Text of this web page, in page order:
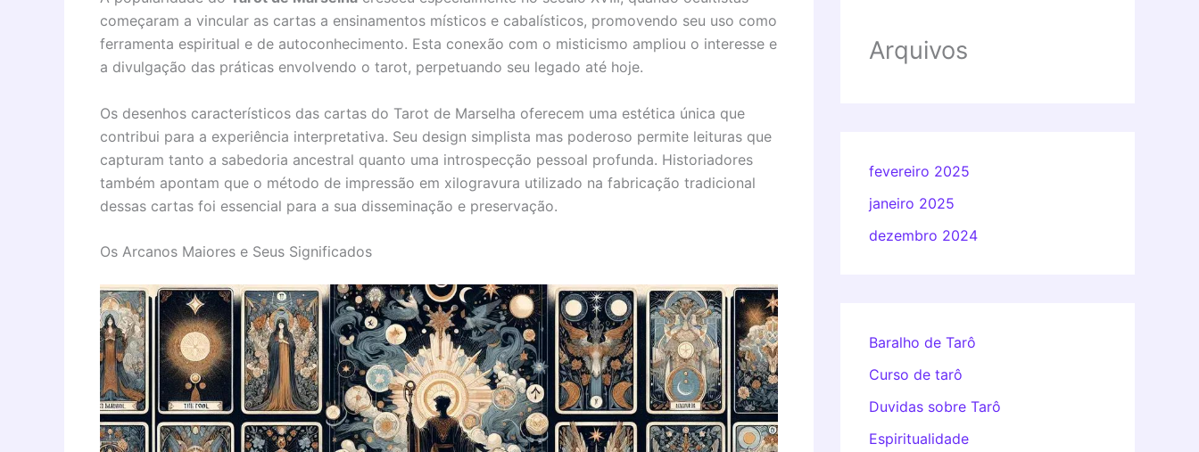
começaram a vincular as cartas a ensinamentos místicos e cabalísticos, promovendo seu uso como
ferramenta espiritual e de autoconhecimento. Esta conexão com o misticismo ampliou o interesse e
a divulgação das práticas envolvendo o tarot, perpetuando seu legado até hoje.
Os desenhos característicos das cartas do Tarot de Marselha oferecem uma estética única que
contribui para a experiência interpretativa. Seu design simplista mas poderoso permite leituras que
capturam tanto a sabedoria ancestral quanto uma introspecção pessoal profunda. Historiadores
também apontam que o método de impressão em xilogravura utilizado na fabricação tradicional
dessas cartas foi essencial para a sua disseminação e preservação.
Os Arcanos Maiores e Seus Significados
Arquivos
fevereiro 2025
janeiro 2025
dezembro 2024
Baralho de Tarô
Curso de tarô
Duvidas sobre Tarô
Espiritualidade